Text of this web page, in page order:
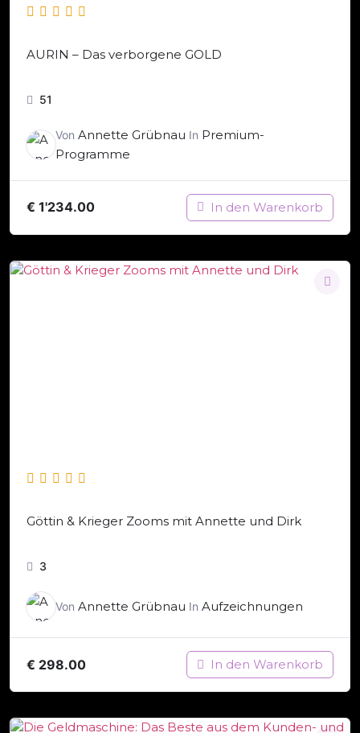
AURIN – Das verborgene GOLD
51
Von Annette Grübnau In Premium-
Programme
€ 1'234.00 In den Warenkorb
Göttin & Krieger Zooms mit Annette und Dirk
3
Von Annette Grübnau In Aufzeichnungen
€ 298.00 In den Warenkorb